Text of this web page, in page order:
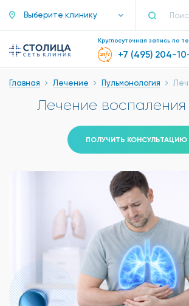
Выберите клинику
Круглосуточная запись по
+7 (495) 204-
Главная Лечение Пульмонология
Лечение воспаления
ПОЛУЧИТЬ КОНСУЛЬТАЦИЮ